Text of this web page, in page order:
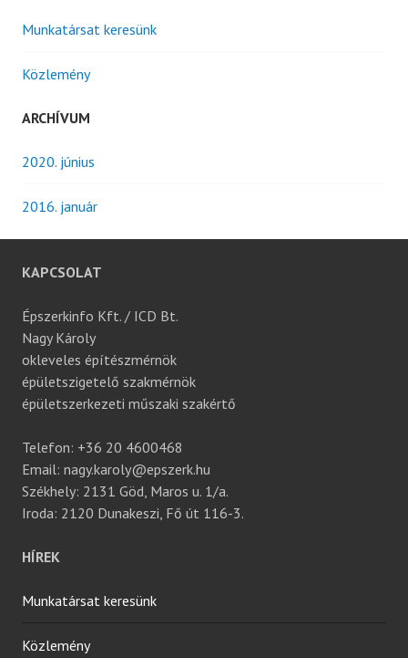
Munkatársat keresünk
Közlemény
ARCHÍVUM
2020. június
2016. január
KAPCSOLAT
Épszerkinfo Kft. / ICD Bt.
Nagy Károly
okleveles építészmérnök
épületszigetelő szakmérnök
épületszerkezeti műszaki szakértő
Telefon: +36 20 4600468
Email: nagy.karoly@epszerk.hu
Székhely: 2131 Göd, Maros u. 1/a.
Iroda: 2120 Dunakeszi, Fő út 116-3.
HÍREK
Munkatársat keresünk
Közlemény